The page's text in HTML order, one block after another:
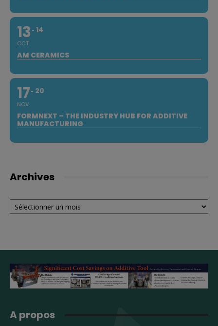
13
OCT
14
AM CERAMICS
17
NOV
20
FORMNEXT – THE INDUSTRY HUB FOR ADDITIVE
MANUFACTURING
Archives
Archives
A propos